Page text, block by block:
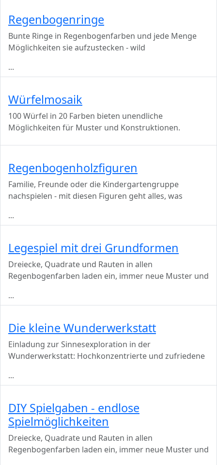
Regenbogenringe
Bunte Ringe in Regenbogenfarben und jede Menge
Möglichkeiten sie aufzustecken - wild
...
Würfelmosaik
100 Würfel in 20 Farben bieten unendliche
Möglichkeiten für Muster und Konstruktionen.
Regenbogenholzfiguren
Familie, Freunde oder die Kindergartengruppe
nachspielen - mit diesen Figuren geht alles, was
...
Legespiel mit drei Grundformen
Dreiecke, Quadrate und Rauten in allen
Regenbogenfarben laden ein, immer neue Muster und
...
Die kleine Wunderwerkstatt
Einladung zur Sinnesexploration in der
Wunderwerkstatt: Hochkonzentrierte und zufriedene
...
DIY Spielgaben - endlose
Spielmöglichkeiten
Dreiecke, Quadrate und Rauten in allen
Regenbogenfarben laden ein, immer neue Muster und